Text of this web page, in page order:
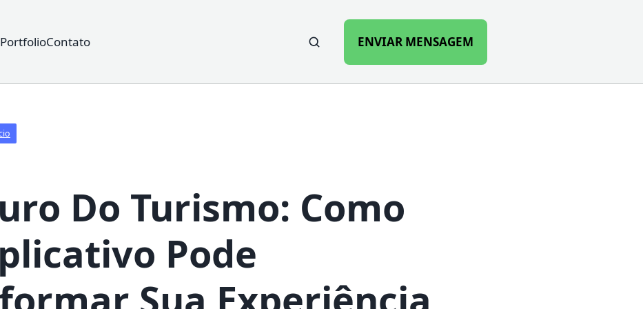
PortfolioContato
Search
ENVIAR MENSAGEM
Do Turismo: Como
Pode